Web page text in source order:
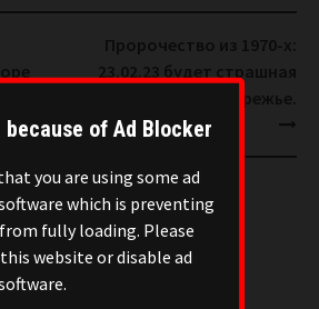
23.02.23 будет страшная
because of Ad Blocker
you are using some ad
which is preventing
fully loading. Please
website or disable ad